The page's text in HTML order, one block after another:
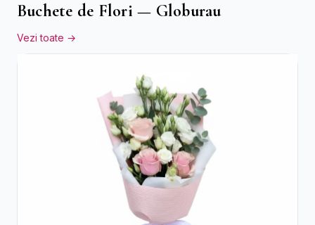
Buchete de Flori — Globurau
Vezi toate →